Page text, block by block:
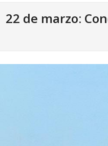
22 de marzo: